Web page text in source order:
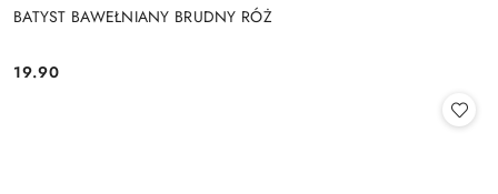
BATYST BAWEŁNIANY BRUDNY RÓŻ
Cena:
19.90